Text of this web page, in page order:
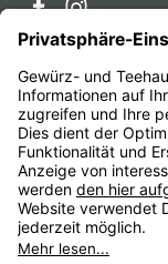
Service-Hotline
Service
Unternehmen
Alle Preise